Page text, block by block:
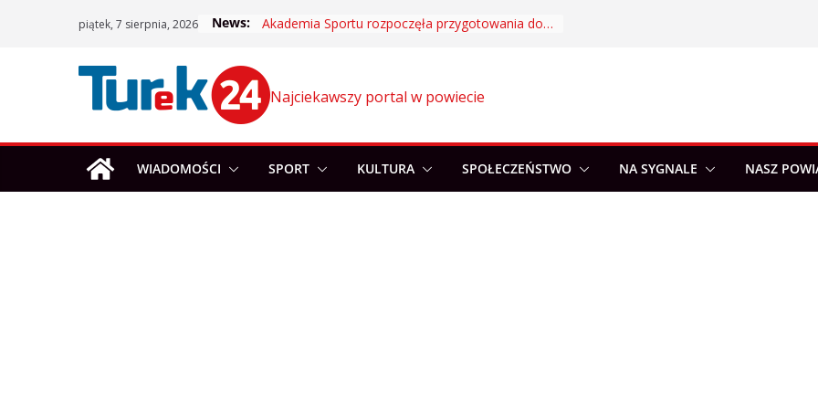
piątek, 7 sierpnia, 2026 News: Akademia Sportu rozpoczęła przygotowania do nowego sezonu
Najciekawszy portal w powiecie
WIADOMOŚCI SPORT KULTURA SPOŁECZEŃSTWO NA SYGNALE NASZ